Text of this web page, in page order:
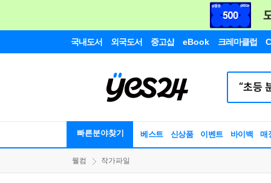
국내도서 외국도서 중고샵 eBook 크레마클럽
빠른분야찾기 베스트 신상품 이벤트 바이백 매
웰컴 작가파일